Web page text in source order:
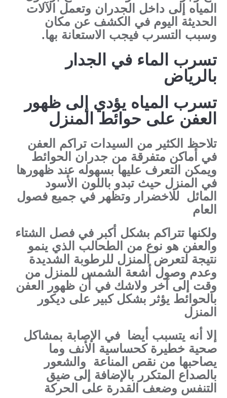
المياه إلى داخل الجدران وتعمل الآلات
الحديثة اليوم في الكشف عن مكان
وسبب التسرب فيجب الاستعانة بها.
تسرب الماء في الجدار
بالرياض
تسرب المياه يؤدي إلى ظهور
العفن على حوائط المنزل
تلاحظ الكثير من السيدات تراكم العفن
في أماكن متفرقة من جدران الحوائط
ويمكن التعرف عليها بسهوله عند ظهورها
في المنزل حيث تبدو باللون الأسود
المائل للاخضرار وتظهر في جميع فصول
العام
ولكنها تتراكم بشكل أكبر في فصل الشتاء
والعفن هو نوع من الطحالب الذي ينمو
نتيجة لتعرض المنزل للرطوبة الشديدة
وعدم وصول أشعة الشمس للمنزل من
وقت إلى آخر ولاشك في أن ظهور العفن
بالحوائط يؤثر بشكل كبير على ديكور
المنزل
إلا أنه يتسبب أيضا في الإصابة بمشاكل
صحية خطيرة كحساسية الأنف وما
يصاحبها من نقص المناعة والشعور
بالصداع المتكرر بالإضافة إلى ضيق
التنفس وضعف القدرة على الحركة